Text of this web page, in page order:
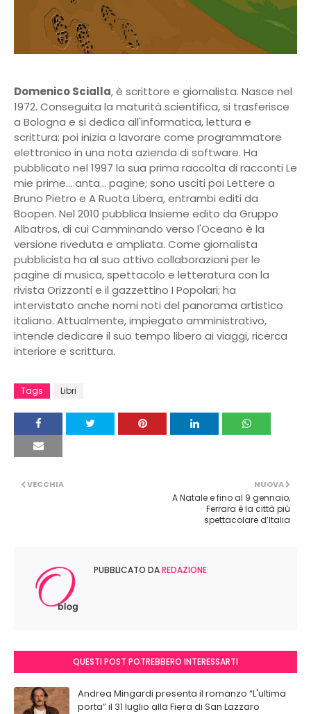
Domenico Scialla, è scrittore e giornalista. Nasce nel
1972. Conseguita la maturità scientifica, si trasferisce
a Bologna e si dedica all'informatica, lettura e
scrittura; poi inizia a lavorare come programmatore
elettronico in una nota azienda di software. Ha
pubblicato nel 1997 la sua prima raccolta di racconti Le
mie prime... anta... pagine; sono usciti poi Lettere a
Bruno Pietro e A Ruota Libera, entrambi editi da
Boopen. Nel 2010 pubblica Insieme edito da Gruppo
Albatros, di cui Camminando verso l'Oceano è la
versione riveduta e ampliata. Come giornalista
pubblicista ha al suo attivo collaborazioni per le
pagine di musica, spettacolo e letteratura con la
rivista Orizzonti e il gazzettino I Popolari; ha
intervistato anche nomi noti del panorama artistico
italiano. Attualmente, impiegato amministrativo,
intende dedicare il suo tempo libero ai viaggi, ricerca
interiore e scrittura.
Tags Libri
NUOVA
A Natale e fino al 9 gennaio,
Ferrara è la città più
spettacolare d’Italia
VECCHIA
PUBBLICATO DAREDAZIONE
QUESTI POST POTREBBERO INTERESSARTI
Andrea Mingardi presenta il romanzo “L'ultima
porta” il 31 luglio alla Fiera di San Lazzaro